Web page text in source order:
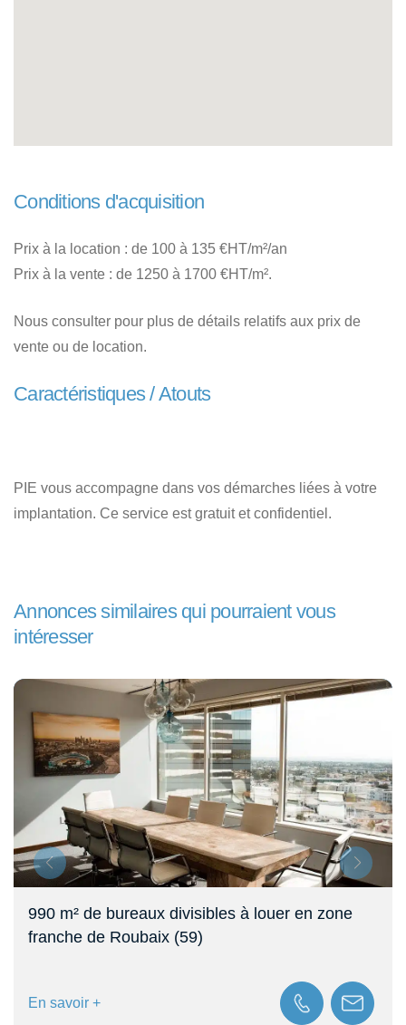
Conditions d'acquisition
Prix à la location : de 100 à 135 €HT/m²/an
Prix à la vente : de 1250 à 1700 €HT/m².
Nous consulter pour plus de détails relatifs aux prix de
vente ou de location.
Caractéristiques / Atouts
PIE vous accompagne dans vos démarches liées à votre
implantation. Ce service est gratuit et confidentiel.
Annonces similaires qui pourraient vous
intéresser
Bureaux neufs à louer à Lille (59)
En savoir +